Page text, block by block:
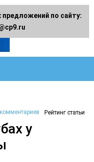
Рейтинг статьи
у
по сайту: